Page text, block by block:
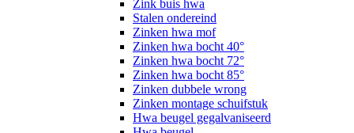
Zink buis hwa
Stalen ondereind
Zinken hwa mof
Zinken hwa bocht 40°
Zinken hwa bocht 72°
Zinken hwa bocht 85°
Zinken dubbele wrong
Zinken montage schuifstuk
Hwa beugel gegalvaniseerd